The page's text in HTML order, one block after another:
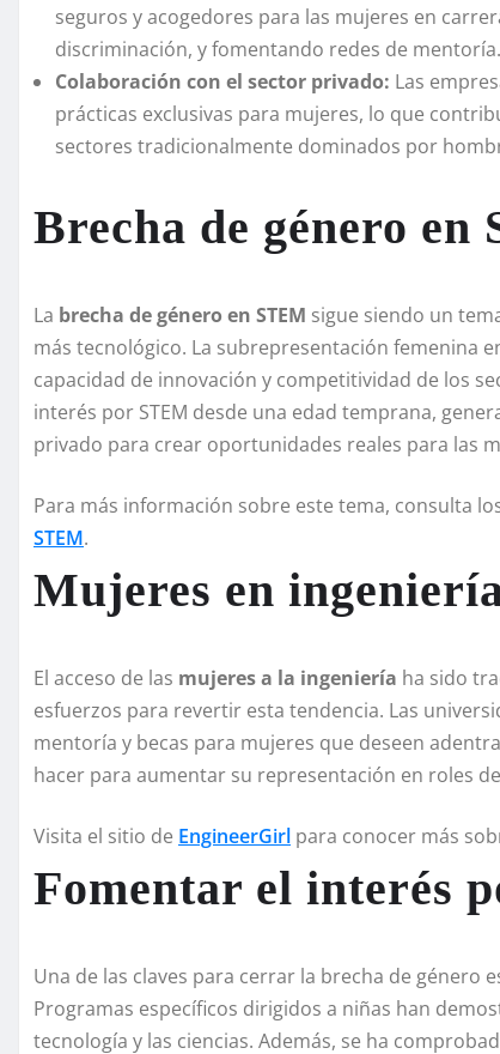
seguros y acogedores para las mujeres en
discriminación, y fomentando redes de mentoría.
Colaboración con el sector privado: Las
prácticas exclusivas para mujeres, lo que
sectores tradicionalmente dominados por
Brecha de género en
La brecha de género en STEM sigue siendo un
más tecnológico. La subrepresentación femenina
capacidad de innovación y competitividad de los
interés por STEM desde una edad temprana,
privado para crear oportunidades reales para las
Para más información sobre este tema, consulta
STEM.
Mujeres en
El acceso de las mujeres a la ingeniería ha sido
esfuerzos para revertir esta tendencia. Las
mentoría y becas para mujeres que deseen
hacer para aumentar su representación en roles
Visita el sitio de EngineerGirl para conocer más
Fomentar el interés
Una de las claves para cerrar la brecha de género
Programas específicos dirigidos a niñas han
tecnología y las ciencias. Además, se ha